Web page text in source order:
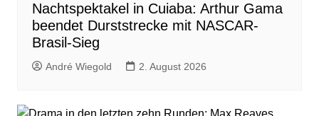
Nachtspektakel in Cuiaba: Arthur Gama
beendet Durststrecke mit NASCAR-
Brasil-Sieg
André Wiegold 2. August 2026